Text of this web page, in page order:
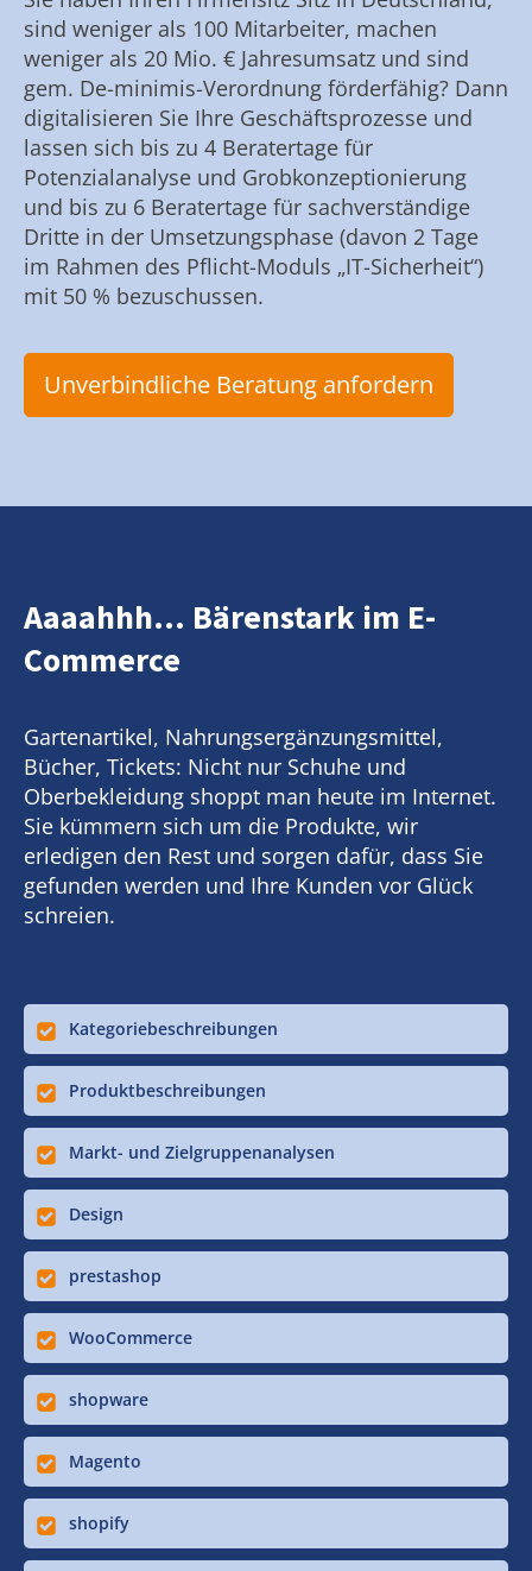
sind weniger als 100 Mitarbeiter, machen
weniger als 20 Mio. € Jahresumsatz und sind
gem. De-minimis-Verordnung förderfähig? Dann
digitalisieren Sie Ihre Geschäftsprozesse und
lassen sich bis zu 4 Beratertage für
Potenzialanalyse und Grobkonzeptionierung
und bis zu 6 Beratertage für sachverständige
Dritte in der Umsetzungsphase (davon 2 Tage
im Rahmen des Pflicht-Moduls „IT-Sicherheit“)
mit 50 % bezuschussen.
Unverbindliche Beratung anfordern
Aaaahhh... Bärenstark im E-
Commerce
Gartenartikel, Nahrungsergänzungsmittel,
Bücher, Tickets: Nicht nur Schuhe und
Oberbekleidung shoppt man heute im Internet.
Sie kümmern sich um die Produkte, wir
erledigen den Rest und sorgen dafür, dass Sie
gefunden werden und Ihre Kunden vor Glück
schreien.
Kategoriebeschreibungen
Produktbeschreibungen
Markt- und Zielgruppenanalysen
Design
prestashop
WooCommerce
shopware
Magento
shopify